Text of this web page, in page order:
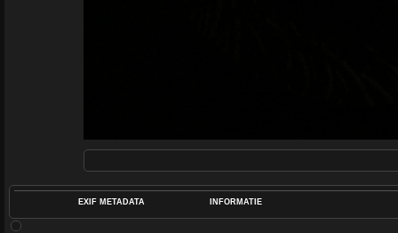
EXIF METADATA INFORMATIE